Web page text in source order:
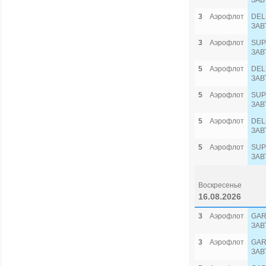
3
Аэрофлот
3
Аэрофлот
5
Аэрофлот
5
Аэрофлот
5
Аэрофлот
5
Аэрофлот
Воскресенье
16.08.2026
3 Аэрофлот
3
Аэрофлот